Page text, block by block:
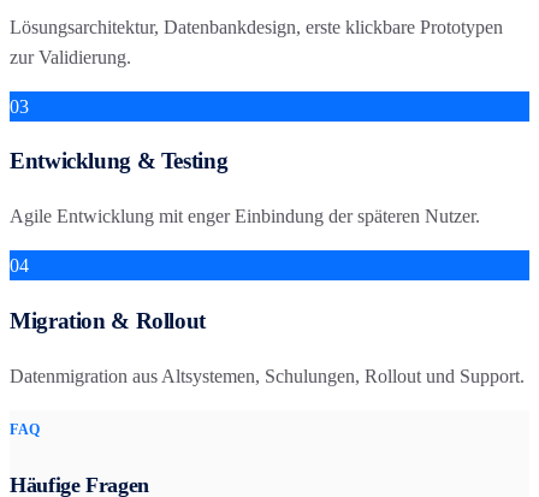
Lösungsarchitektur, Datenbankdesign, erste klickbare Prototypen
zur Validierung.
03
Entwicklung & Testing
Agile Entwicklung mit enger Einbindung der späteren Nutzer.
04
Migration & Rollout
Datenmigration aus Altsystemen, Schulungen, Rollout und Support.
FAQ
Häufige Fragen